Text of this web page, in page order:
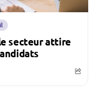
secteur attire